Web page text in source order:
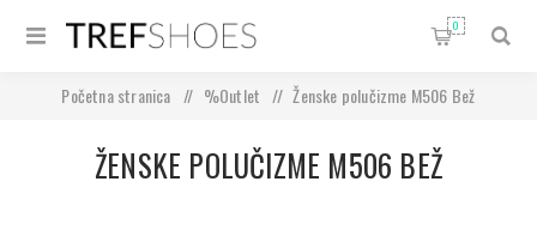
0
Početna stranica / %Outlet / Ženske polučizme M506 Bež
ŽENSKE POLUČIZME M506 BEŽ